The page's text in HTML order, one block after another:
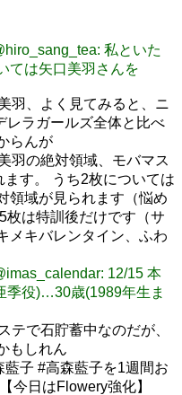
私といた
ては矢口美羽さんを
羽、よく見てみると、ニ
レラガールズ全体と比べ
らんが
羽の絶対領域、モバマス
す。 うち2枚については
領域が見られます（悩め
枚は特訓後だけです（サ
メキバレンタイン、ふわ
12/15 本
季役)…30歳(1989年生ま
テで石貯蓄中なのだが、
もしれん
藍子 #高森藍子を1週間お
今日はFlowery強化】